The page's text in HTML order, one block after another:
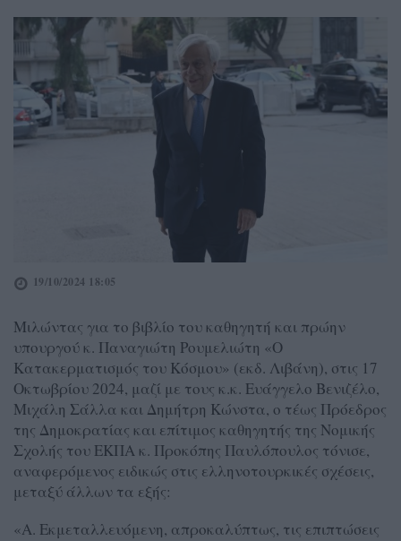
19/10/2024 18:05
Μιλώντας για το βιβλίο του καθηγητή και πρώην
υπουργού κ. Παναγιώτη Ρουμελιώτη «Ο
Κατακερματισμός του Κόσμου» (εκδ. Λιβάνη), στις 17
Οκτωβρίου 2024, μαζί με τους κ.κ. Ευάγγελο Βενιζέλο,
Μιχάλη Σάλλα και Δημήτρη Κώνστα, ο τέως Πρόεδρος
της Δημοκρατίας και επίτιμος καθηγητής της Νομικής
Σχολής του ΕΚΠΑ κ. Προκόπης Παυλόπουλος τόνισε,
αναφερόμενος ειδικώς στις ελληνοτουρκικές σχέσεις,
μεταξύ άλλων τα εξής:
«Α. Εκμεταλλευόμενη, απροκαλύπτως, τις επιπτώσεις